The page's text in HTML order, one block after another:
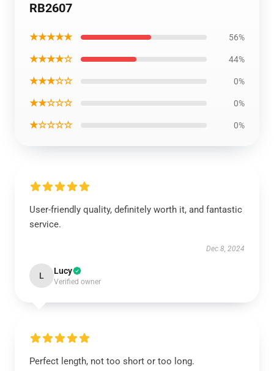
RB2607
★★★★★ 56%
★★★★☆ 44%
★★★☆☆ 0%
★★☆☆☆ 0%
★☆☆☆☆ 0%
User-friendly quality, definitely worth it, and fantastic
service.
Dec 8, 2024
L Lucy
Verified owner
Perfect length, not too short or too long.